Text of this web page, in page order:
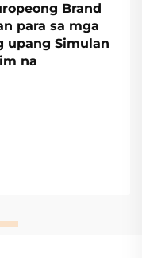
Brand
para sa mga
upang Simulan
na